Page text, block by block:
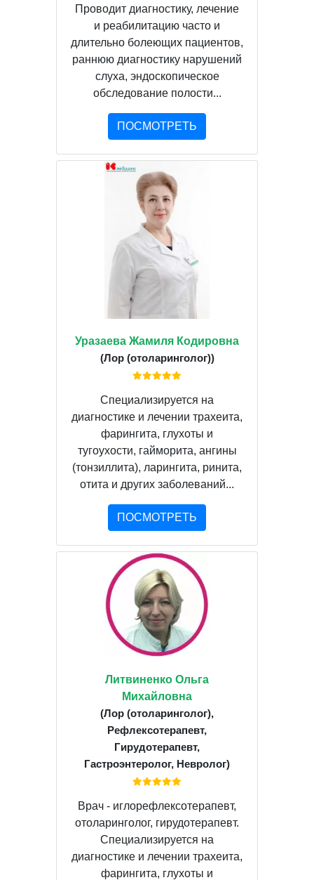
Проводит диагностику, лечение
и реабилитацию часто и
длительно болеющих пациентов,
раннюю диагностику нарушений
слуха, эндоскопическое
обследование полости...
ПОСМОТРЕТЬ
Уразаева Жамиля Кодировна
(Лор (отоларинголог))
Специализируется на
диагностике и лечении трахеита,
фарингита, глухоты и
тугоухости, гайморита, ангины
(тонзиллита), ларингита, ринита,
отита и других заболеваний...
ПОСМОТРЕТЬ
Литвиненко Ольга
Михайловна
(Лор (отоларинголог),
Рефлексотерапевт,
Гирудотерапевт,
Гастроэнтеролог, Невролог)
Врач - иглорефлексотерапевт,
отоларинголог, гирудотерапевт.
Специализируется на
диагностике и лечении трахеита,
фарингита, глухоты и